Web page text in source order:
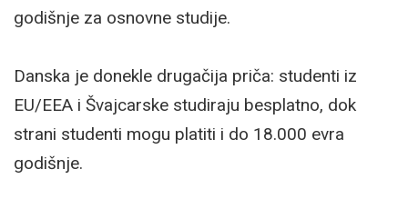
godišnje za osnovne studije.
Danska je donekle drugačija priča: studenti iz
EU/EEA i Švajcarske studiraju besplatno, dok
strani studenti mogu platiti i do 18.000 evra
godišnje.